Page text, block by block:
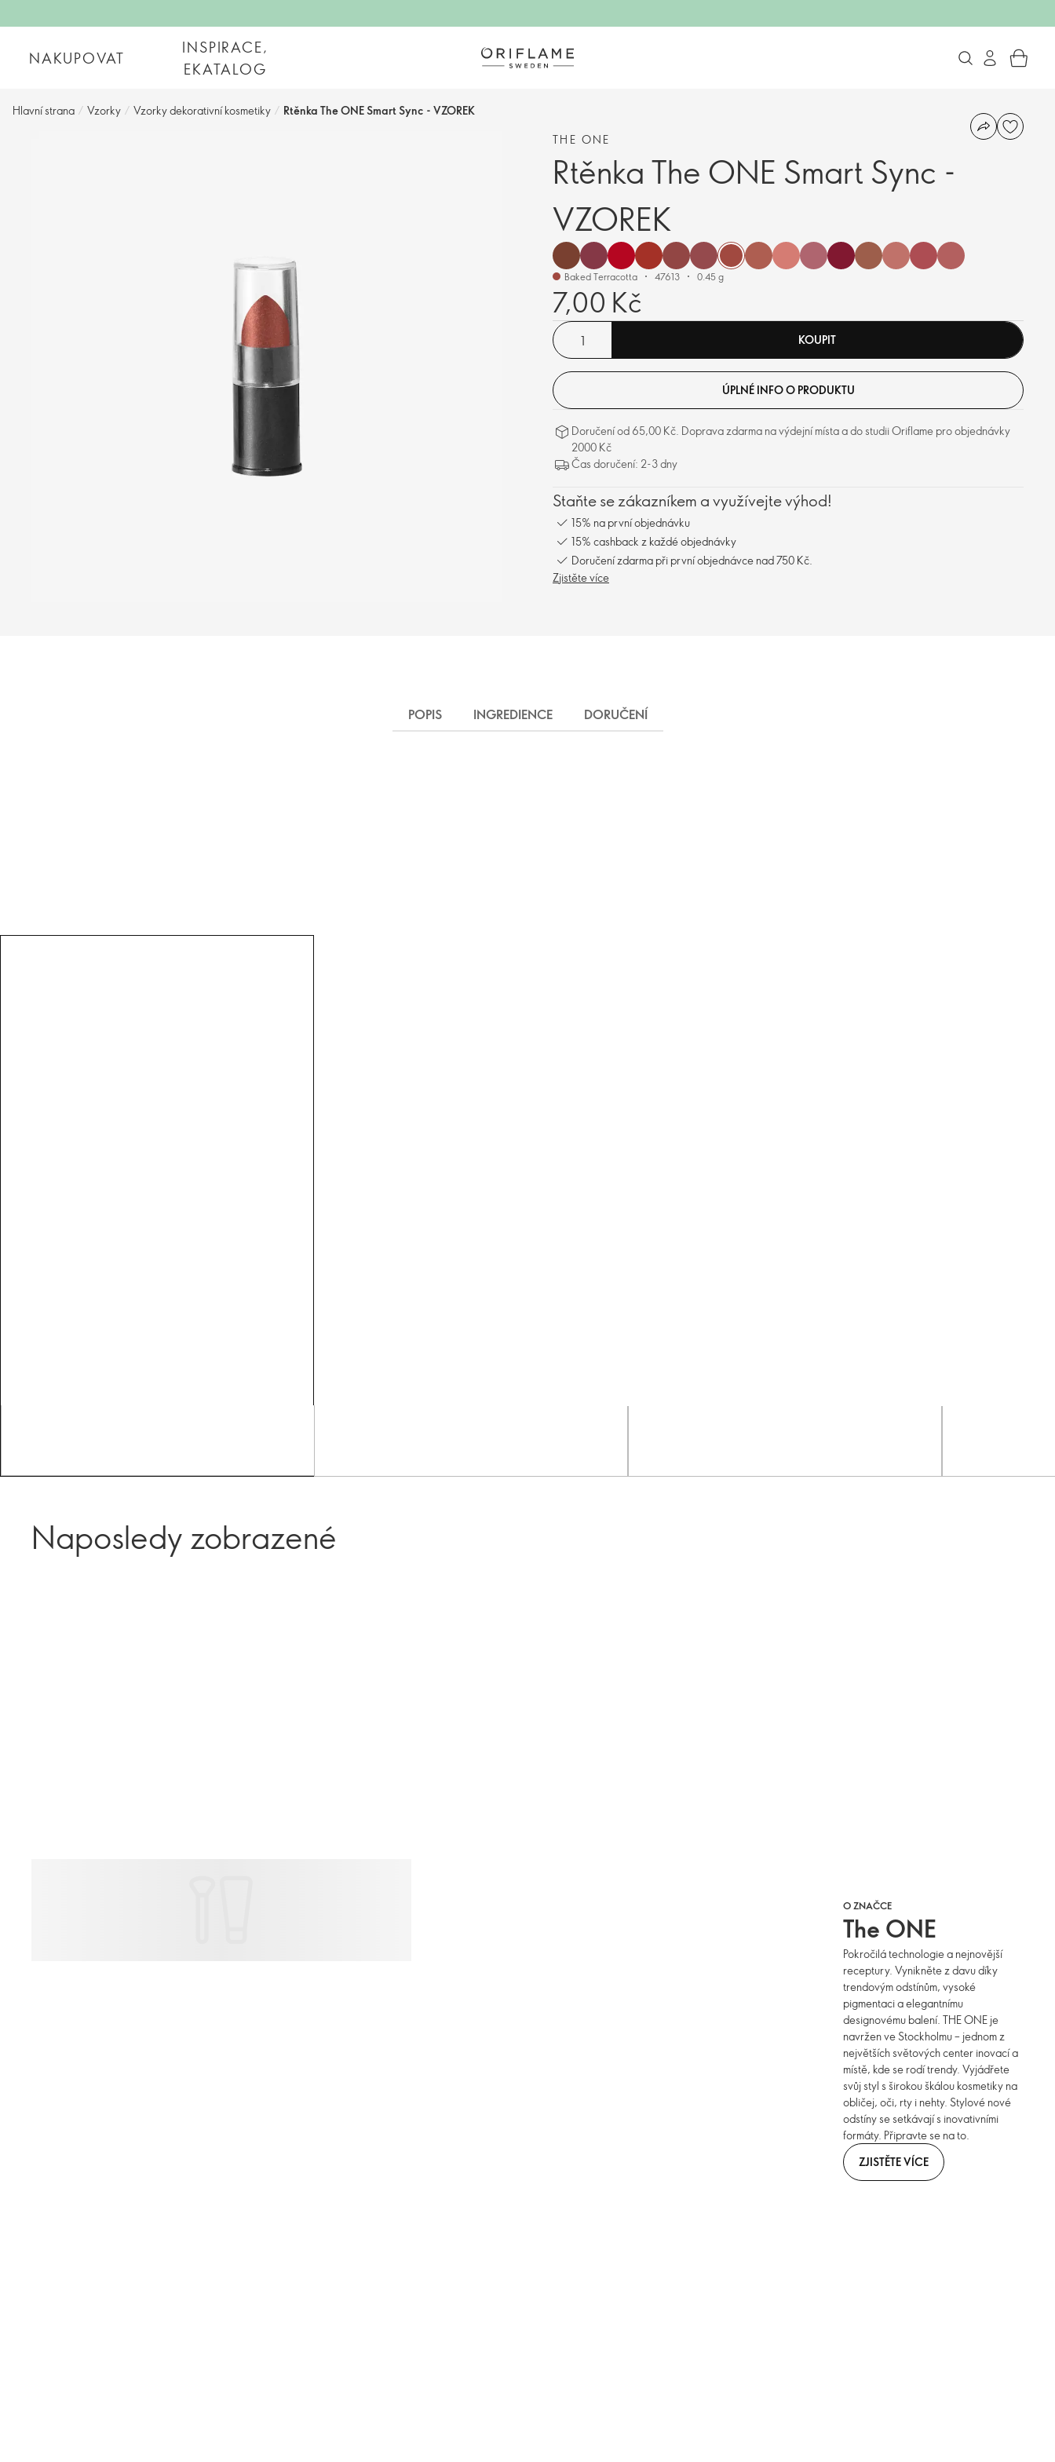
NAKUPOVAT
INSPIRACE,
EKATALOG
Hlavní strana / Vzorky / Vzorky dekorativní kosmetiky / Rtěnka The ONE Smart Sync - VZOREK
THE ONE
Rtěnka The ONE Smart Sync -
VZOREK
Baked Terracotta 47613 0.45 g
7,00 Kč
KOUPIT
ÚPLNÉ INFO O PRODUKTU
Doručení od 65,00 Kč. Doprava zdarma na výdejní místa a do studii Oriflame pro objednávky
2000 Kč
Čas doručení: 2-3 dny
Staňte se zákazníkem a využívejte výhod!
15% na první objednávku
15% cashback z každé objednávky
Doručení zdarma při první objednávce nad 750 Kč.
Zjistěte více
POPIS INGREDIENCE DORUČENÍ
Naposledy zobrazené
O ZNAČCE
The ONE
Pokročilá technologie a nejnovější
receptury. Vynikněte z davu díky
trendovým odstínům, vysoké
pigmentaci a elegantnímu
designovému balení. THE ONE je
navržen ve Stockholmu – jednom z
největších světových center inovací a
místě, kde se rodí trendy. Vyjádřete
svůj styl s širokou škálou kosmetiky na
obličej, oči, rty i nehty. Stylové nové
odstíny se setkávají s inovativními
formáty. Připravte se na to.
ZJISTĚTE VÍCE